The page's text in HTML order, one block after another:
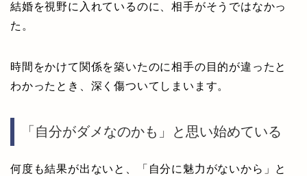
結婚を視野に入れているのに、相手がそうではなかっ
た。
時間をかけて関係を築いたのに相手の目的が違ったと
わかったとき、深く傷ついてしまいます。
「自分がダメなのかも」と思い始めている
何度も結果が出ないと、「自分に魅力がないから」と